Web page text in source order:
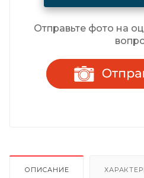
Отправьте фото на
ОПИСАНИЕ